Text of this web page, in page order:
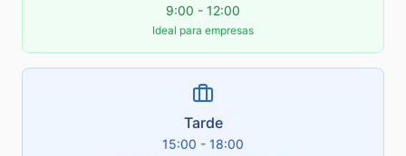
9:00 - 12:00
Ideal para empresas
Tarde
15:00 - 18:00